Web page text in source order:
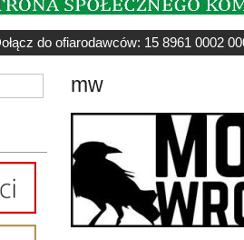
do ofiarodawców: 15 8961 0002
mw